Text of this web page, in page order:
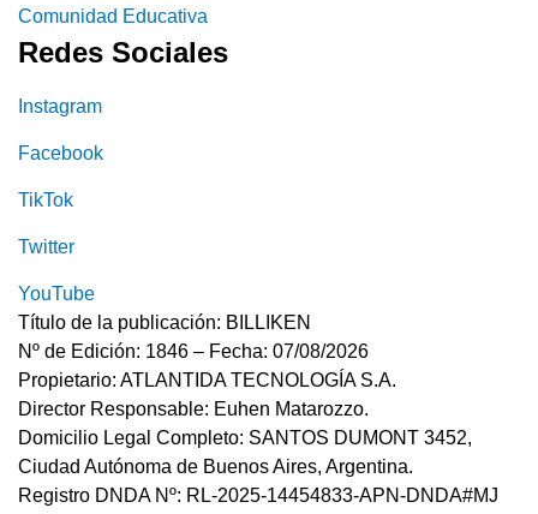
Comunidad Educativa
Redes Sociales
Instagram
Facebook
TikTok
Twitter
YouTube
Título de la publicación: BILLIKEN
Nº de Edición: 1846 – Fecha: 07/08/2026
Propietario: ATLANTIDA TECNOLOGÍA S.A.
Director Responsable: Euhen Matarozzo.
Domicilio Legal Completo: SANTOS DUMONT 3452,
Ciudad Autónoma de Buenos Aires, Argentina.
Registro DNDA Nº: RL-2025-14454833-APN-DNDA#MJ